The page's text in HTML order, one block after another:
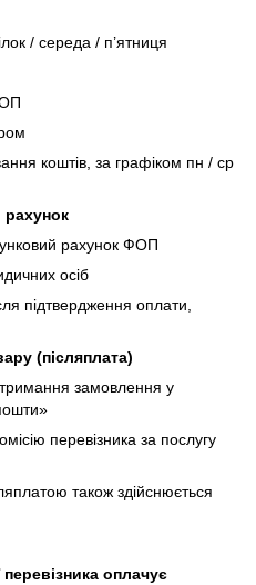
/ середа / п’ятниця
коштів, за графіком пн / ср
рахунок
рахунок ФОП
осіб
підтвердження оплати,
(післяплата)
замовлення у
перевізника за послугу
також здійснюється
перевізника оплачує